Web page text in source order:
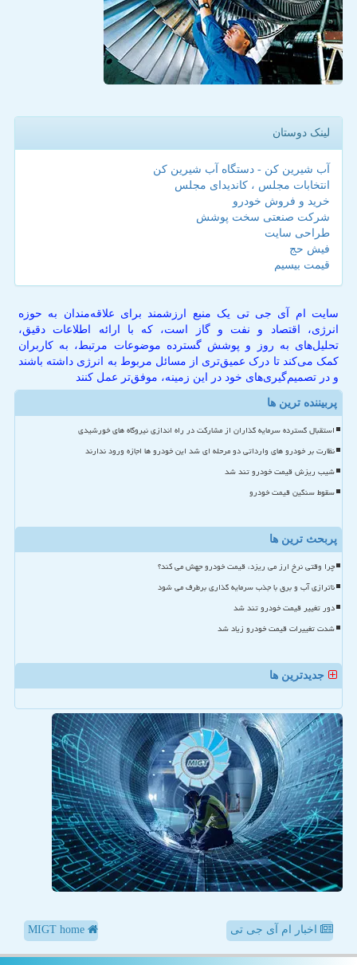
لینک دوستان
آب شیرین کن - دستگاه آب شیرین کن
انتخابات مجلس ، کاندیدای مجلس
خرید و فروش خودرو
شرکت صنعتی سخت پوشش
طراحی سایت
فیش حج
قیمت بیسیم
سایت ام آی جی تی یک منبع ارزشمند برای علاقه‌مندان به حوزه
انرژی، اقتصاد و نفت و گاز است، که با ارائه اطلاعات دقیق،
تحلیل‌های به روز و پوشش گسترده موضوعات مرتبط، به کاربران
کمک می‌کند تا درک عمیق‌تری از مسائل مربوط به انرژی داشته باشند
و در تصمیم‌گیری‌های خود در این زمینه، موفق‌تر عمل کنند
پربیننده ترین ها
استقبال گسترده سرمایه گذاران از مشارکت در راه اندازی نیروگاه های خورشیدی
نظارت بر خودرو های وارداتی دو مرحله ای شد این خودرو ها اجازه ورود ندارند
شیب ریزش قیمت خودرو تند شد
سقوط سنگین قیمت خودرو
پربحث ترین ها
چرا وقتی نرخ ارز می ریزد، قیمت خودرو جهش می کند؟
ناترازی آب و برق با جذب سرمایه گذاری برطرف می شود
دور تغییر قیمت خودرو تند شد
شدت تغییرات قیمت خودرو زیاد شد
جدیدترین ها
اخبار ام آی جی تی